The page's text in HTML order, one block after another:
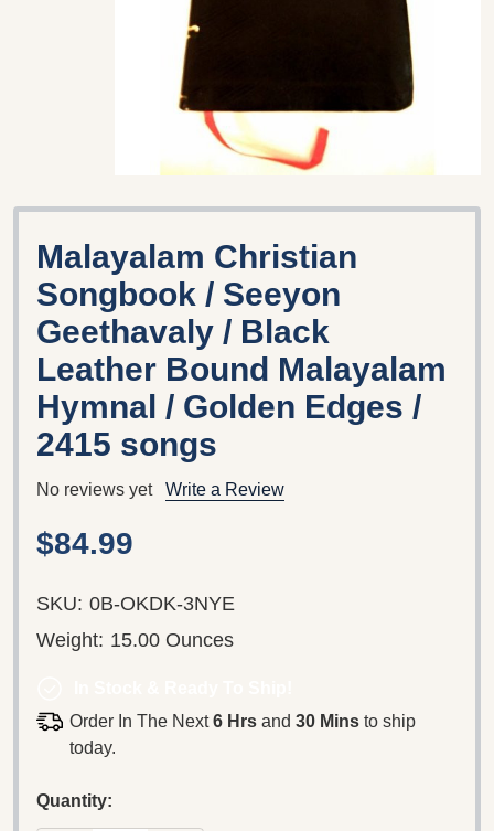
Malayalam Christian
Songbook / Seeyon
Geethavaly / Black
Leather Bound Malayalam
Hymnal / Golden Edges /
2415 songs
No reviews yet Write a Review
$84.99
SKU: 0B-OKDK-3NYE
Weight: 15.00 Ounces
Order In The Next6 Hrsand 30 Minsto ship
today.
Quantity: